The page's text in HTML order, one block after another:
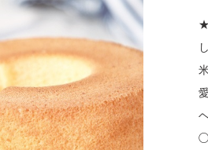
★
○